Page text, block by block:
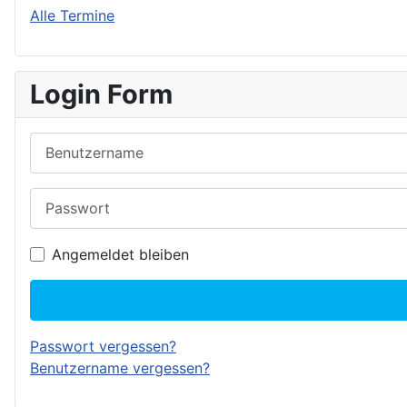
Alle Termine
Login Form
Angemeldet bleiben
Passwort vergessen?
Benutzername vergessen?